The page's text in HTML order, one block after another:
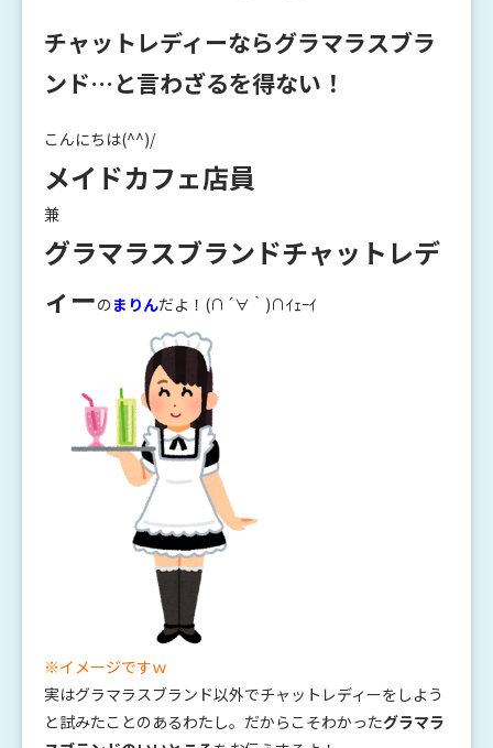
チャットレディーならグラマラスブラ
ンド…と言わざるを得ない！
こんにちは(^^)/
メイドカフェ店員
兼
グラマラスブランドチャットレデ
ィーのまりんだよ！(∩´∀｀)∩ｲｪｰｲ
※イメージですｗ
実はグラマラスブランド以外でチャットレディーをしよう
と試みたことのあるわたし。だからこそわかったグラマラ